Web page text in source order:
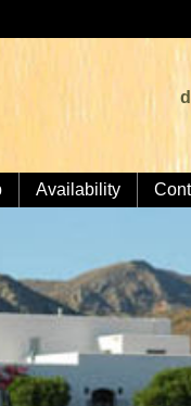
Availability